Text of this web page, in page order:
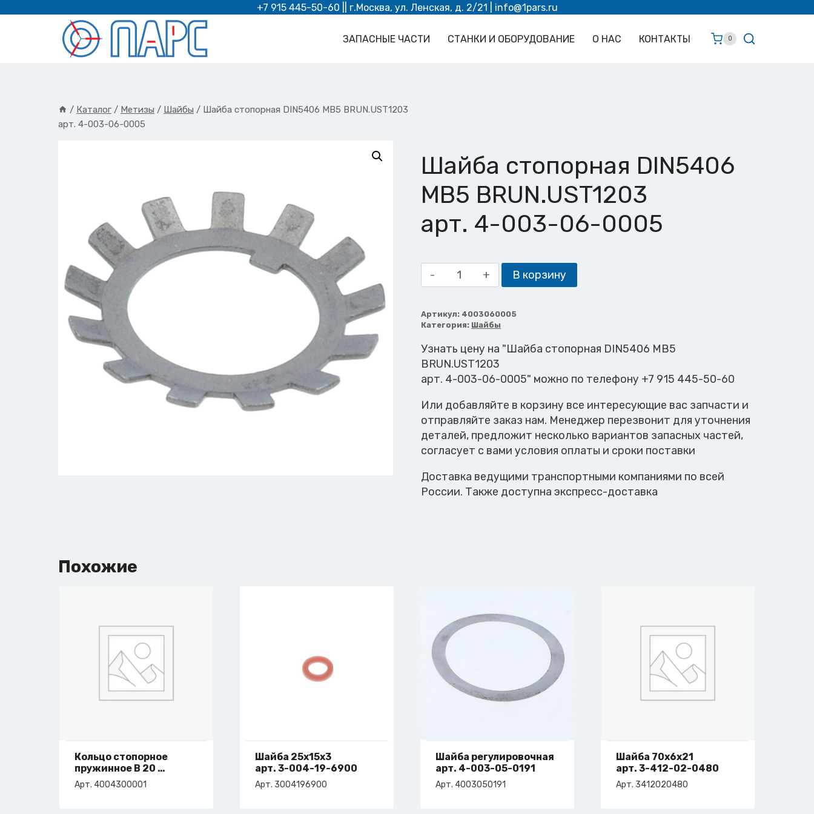
содержимому
+7 915 445-50-60 || г.Москва, ул. Ленская, д. 2/21 | info@1pars.ru
ЗАПАСНЫЕ ЧАСТИ СТАНКИ И ОБОРУДОВАНИЕ О НАС КОНТАКТЫ 0
/ Каталог / Метизы / Шайбы / Шайба стопорная DIN5406 MB5 BRUN.UST1203
арт. 4-003-06-0005
Шайба стопорная DIN5406
MB5 BRUN.UST1203
арт. 4-003-06-0005
Количество
товара
стопорная
DIN5406
MB5
BRUN.UST1203
В корзину
Артикул: 4003060005
Категория: Шайбы
Узнать цену на "Шайба стопорная DIN5406 MB5
BRUN.UST1203
арт. 4-003-06-0005" можно по телефону +7 915 445-50-60
Или добавляйте в корзину все интересующие вас запчасти и
отправляйте заказ нам. Менеджер перезвонит для уточнения
деталей, предложит несколько вариантов запасных частей,
согласует с вами условия оплаты и сроки поставки
Доставка ведущими транспортными компаниями по всей
России. Также доступна экспресс-доставка
Похожие
Кольцо стопорное
пружинное B 20
арт. 4-004-30-0001
Арт. 4004300001
Шайба 25х15х3
арт. 3-004-19-6900
Арт. 3004196900
Шайба регулировочная
арт. 4-003-05-0191
Арт. 4003050191
Шайба 70х6х21
арт. 3-412-02-0480
Арт. 3412020480